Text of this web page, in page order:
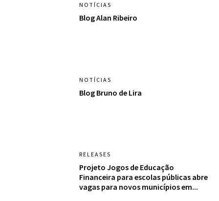
NOTÍCIAS
Blog Alan Ribeiro
NOTÍCIAS
Blog Bruno de Lira
RELEASES
Projeto Jogos de Educação
Financeira para escolas públicas abre
vagas para novos municípios em...